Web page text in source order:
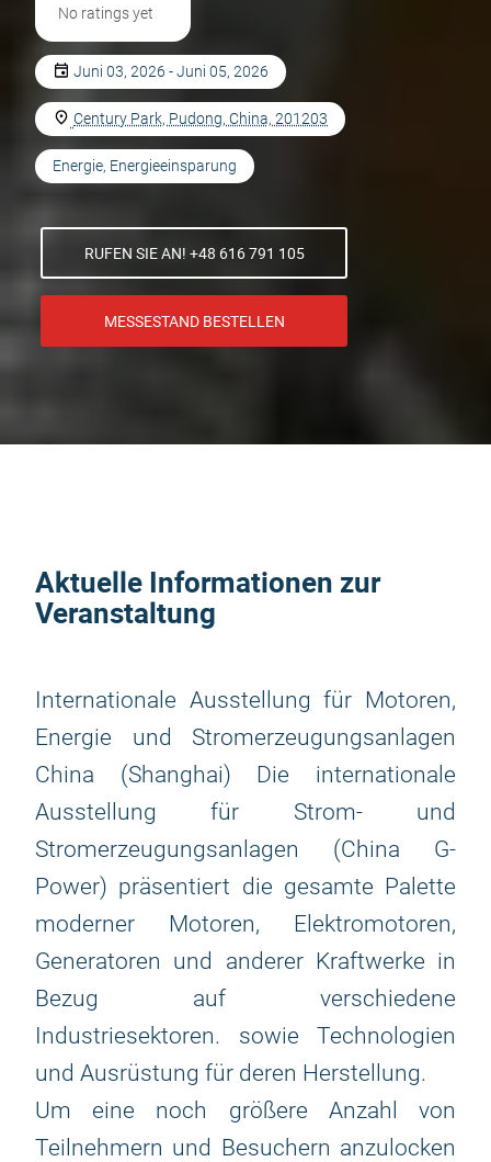
No ratings yet
Juni 03, 2026 - Juni 05, 2026
Century Park, Pudong, China, 201203
Energie, Energieeinsparung
RUFEN SIE AN! +48 616 791 105
MESSESTAND BESTELLEN
Aktuelle Informationen zur
Veranstaltung
Internationale Ausstellung für Motoren,
Energie und Stromerzeugungsanlagen
China (Shanghai) Die internationale
Ausstellung für Strom- und
Stromerzeugungsanlagen (China G-
Power) präsentiert die gesamte Palette
moderner Motoren, Elektromotoren,
Generatoren und anderer Kraftwerke in
Bezug auf verschiedene
Industriesektoren. sowie Technologien
und Ausrüstung für deren Herstellung.
Um eine noch größere Anzahl von
Teilnehmern und Besuchern anzulocken